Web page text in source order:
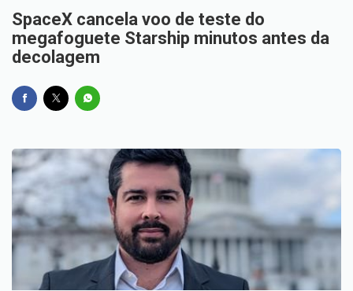
SpaceX cancela voo de teste do
megafoguete Starship minutos antes da
decolagem